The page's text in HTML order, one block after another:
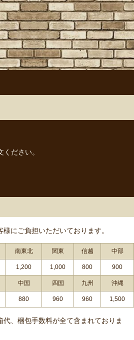
ださい。
にご負担いただいております。
南東北 関東 信越 中部
1,200 1,000 800 900
中国 四国 九州 沖縄
880 960 960 1,500
、梱包手数料が全て含まれておりま